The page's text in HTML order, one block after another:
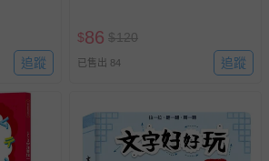
追蹤
$86 $120
已售出 84 追蹤